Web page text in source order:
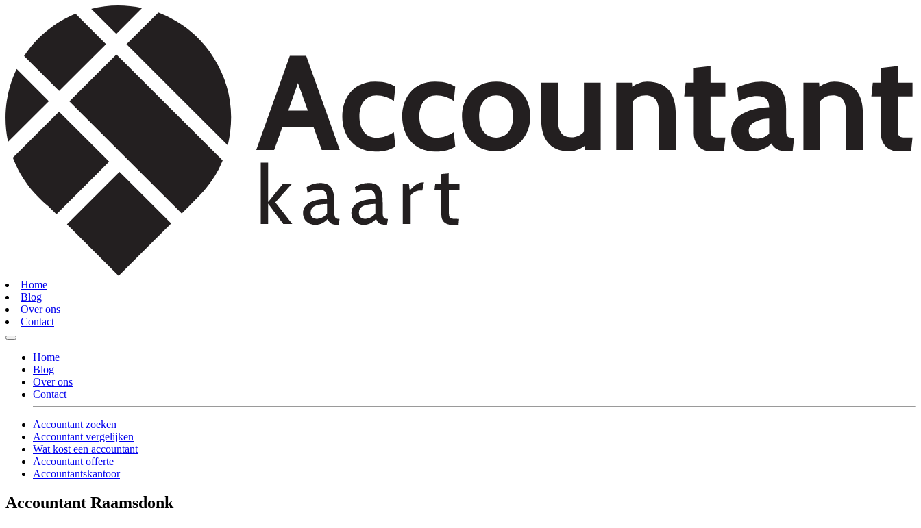
Home
Blog
Over ons
Contact
Home
Blog
Over ons
Contact
Accountant zoeken
Accountant vergelijken
Wat kost een accountant
Accountant offerte
Accountantskantoor
Accountant Raamsdonk